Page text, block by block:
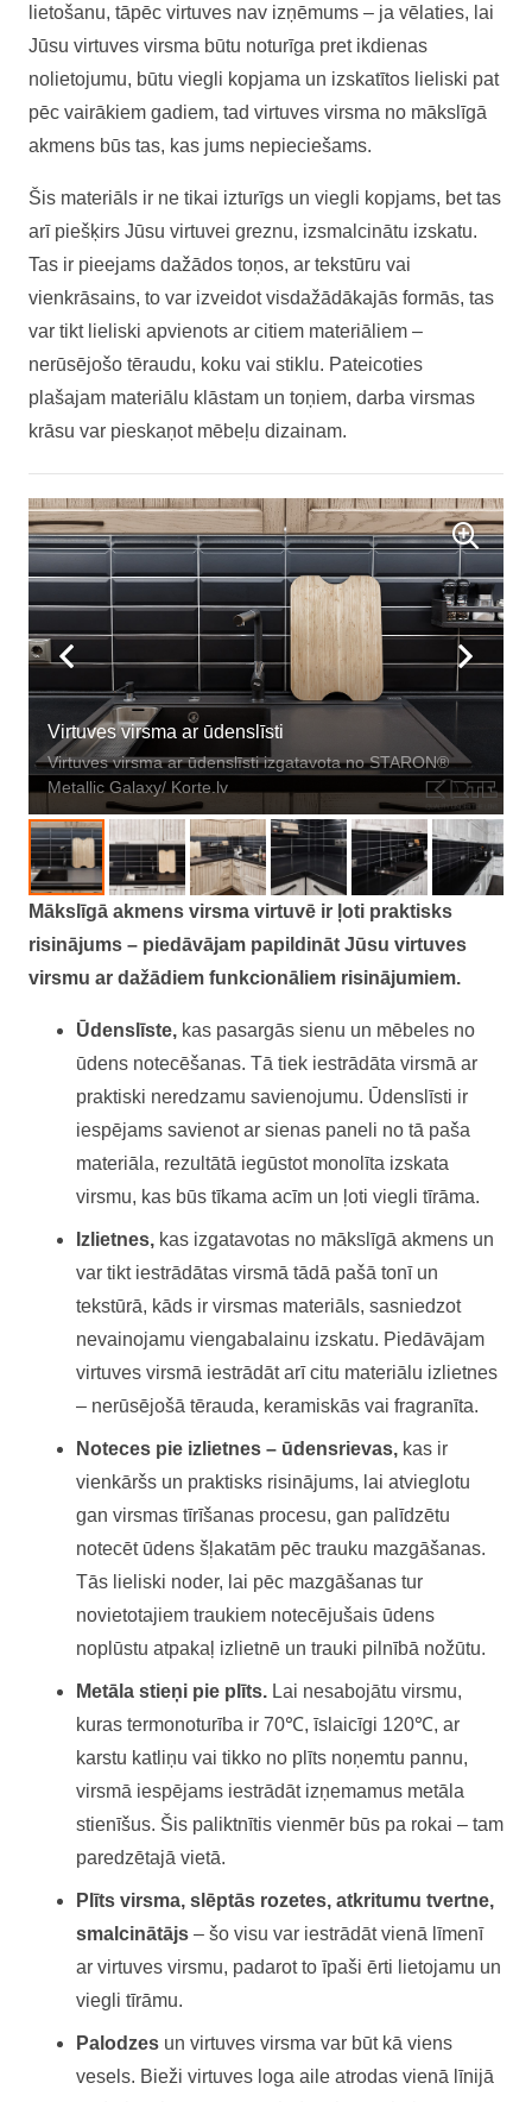
lietošanu, tāpēc virtuves nav izņēmums – ja vēlaties, lai
Jūsu virtuves virsma būtu noturīga pret ikdienas
nolietojumu, būtu viegli kopjama un izskatītos lieliski pat
pēc vairākiem gadiem, tad virtuves virsma no mākslīgā
akmens būs tas, kas jums nepieciešams.
Šis materiāls ir ne tikai izturīgs un viegli kopjams, bet tas
arī piešķirs Jūsu virtuvei greznu, izsmalcinātu izskatu.
Tas ir pieejams dažādos toņos, ar tekstūru vai
vienkrāsains, to var izveidot visdažādākajās formās, tas
var tikt lieliski apvienots ar citiem materiāliem –
nerūsējošo tēraudu, koku vai stiklu. Pateicoties
plašajam materiālu klāstam un toņiem, darba virsmas
krāsu var pieskaņot mēbeļu dizainam.
Virtuves virsma ar ūdenslīsti
Virtuves virsma ar ūdenslīsti izgatavota no STARON®
Metallic Galaxy/ Korte.lv
Mākslīgā akmens virsma virtuvē ir ļoti praktisks
risinājums – piedāvājam papildināt Jūsu virtuves
virsmu ar dažādiem funkcionāliem risinājumiem.
Ūdenslīste, kas pasargās sienu un mēbeles no
ūdens notecēšanas. Tā tiek iestrādāta virsmā ar
praktiski neredzamu savienojumu. Ūdenslīsti ir
iespējams savienot ar sienas paneli no tā paša
materiāla, rezultātā iegūstot monolīta izskata
virsmu, kas būs tīkama acīm un ļoti viegli tīrāma.
Izlietnes, kas izgatavotas no mākslīgā akmens un
var tikt iestrādātas virsmā tādā pašā tonī un
tekstūrā, kāds ir virsmas materiāls, sasniedzot
nevainojamu viengabalainu izskatu. Piedāvājam
virtuves virsmā iestrādāt arī citu materiālu izlietnes
– nerūsējošā tērauda, keramiskās vai fragranīta.
Noteces pie izlietnes – ūdensrievas, kas ir
vienkāršs un praktisks risinājums, lai atvieglotu
gan virsmas tīrīšanas procesu, gan palīdzētu
notecēt ūdens šļakatām pēc trauku mazgāšanas.
Tās lieliski noder, lai pēc mazgāšanas tur
novietotajiem traukiem notecējušais ūdens
noplūstu atpakaļ izlietnē un trauki pilnībā nožūtu.
Metāla stieņi pie plīts. Lai nesabojātu virsmu,
kuras termonoturība ir 70℃, īslaicīgi 120℃, ar
karstu katliņu vai tikko no plīts noņemtu pannu,
virsmā iespējams iestrādāt izņemamus metāla
stienīšus. Šis paliktnītis vienmēr būs pa rokai – tam
paredzētajā vietā.
Plīts virsma, slēptās rozetes, atkritumu tvertne,
smalcinātājs – šo visu var iestrādāt vienā līmenī
ar virtuves virsmu, padarot to īpaši ērti lietojamu un
viegli tīrāmu.
Palodzes un virtuves virsma var būt kā viens
vesels. Bieži virtuves loga aile atrodas vienā līnijā